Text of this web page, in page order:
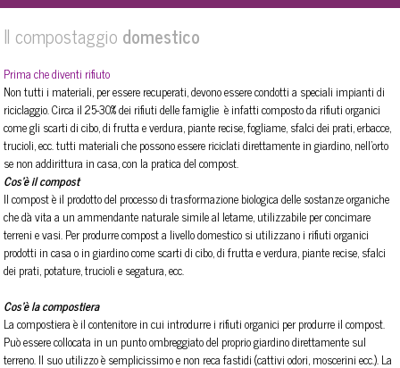
Il compostaggio domestico
Prima che diventi rifiuto
Non tutti i materiali, per essere recuperati, devono essere condotti a speciali impianti di
riciclaggio. Circa il 25-30% dei rifiuti delle famiglie è infatti composto da rifiuti organici
come gli scarti di cibo, di frutta e verdura, piante recise, fogliame, sfalci dei prati, erbacce,
trucioli, ecc. tutti materiali che possono essere riciclati direttamente in giardino, nell'orto
se non addirittura in casa, con la pratica del compost.
Cos'è il compost
Il compost è il prodotto del processo di trasformazione biologica delle sostanze organiche
che dà vita a un ammendante naturale simile al letame, utilizzabile per concimare
terreni e vasi. Per produrre compost a livello domestico si utilizzano i rifiuti organici
prodotti in casa o in giardino come scarti di cibo, di frutta e verdura, piante recise, sfalci
dei prati, potature, trucioli e segatura, ecc.
Cos'è la compostiera
La compostiera è il contenitore in cui introdurre i rifiuti organici per produrre il compost.
Può essere collocata in un punto ombreggiato del proprio giardino direttamente sul
terreno. Il suo utilizzo è semplicissimo e non reca fastidi (cattivi odori, moscerini ecc.). La